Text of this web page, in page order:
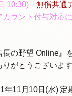
10:30)「無償共通
カウント付与対応
長の野望 Online』
がとうございます
年11月10日(水) 定